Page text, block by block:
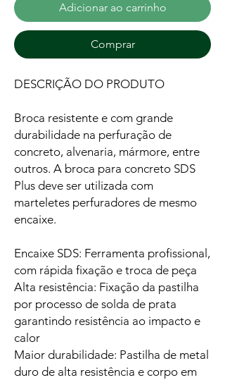
Adicionar ao carrinho
Comprar
DESCRIÇÃO DO PRODUTO
Broca resistente e com grande
durabilidade na perfuração de
concreto, alvenaria, mármore, entre
outros. A broca para concreto SDS
Plus deve ser utilizada com
marteletes perfuradores de mesmo
encaixe.
Encaixe SDS: Ferramenta profissional,
com rápida fixação e troca de peça
Alta resistência: Fixação da pastilha
por processo de solda de prata
garantindo resistência ao impacto e
calor
Maior durabilidade: Pastilha de metal
duro de alta resistência e corpo em